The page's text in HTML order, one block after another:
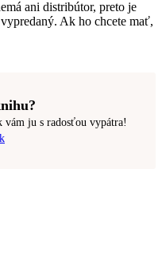
ani distribútor, preto je
Ak ho chcete mať,
vám ju s radosťou vypátra!